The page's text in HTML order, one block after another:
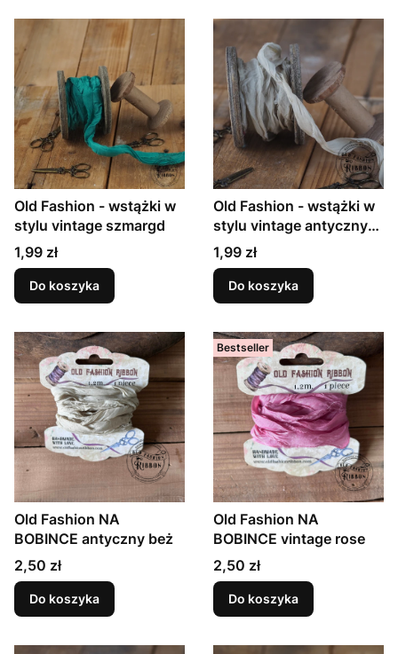
Old Fashion - wstążki w
stylu vintage szmargd
Cena
1,99 zł
Do koszyka
Old Fashion - wstążki w
stylu vintage antyczny
beż
Cena
1,99 zł
Do koszyka
Old Fashion NA
BOBINCE antyczny beż
Cena
2,50 zł
Do koszyka
Bestseller
Old Fashion NA
BOBINCE vintage rose
Cena
2,50 zł
Do koszyka